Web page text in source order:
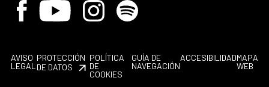
Facebook
Youtube InstagramSpotify
AVISO
LEGAL
PROTECCIÓN
DE DATOS
POLÍTICA
DE
COOKIES
GUÍA DE
NAVEGACIÓN
ACCESIBILIDADMAPA
WEB